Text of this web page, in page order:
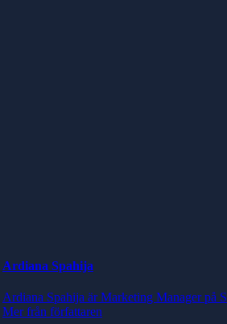
Ardiana Spahija
Ardiana Spahija är Marketing Manager på
Mer från författaren